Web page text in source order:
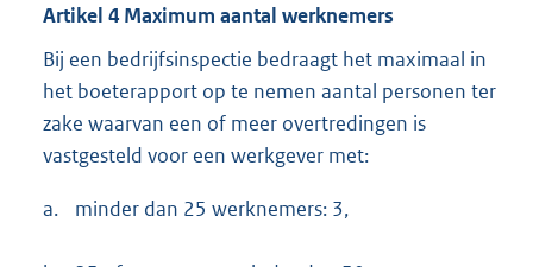
Artikel 4 Maximum aantal werknemers
Bij een bedrijfsinspectie bedraagt het maximaal in
het boeterapport op te nemen aantal personen ter
zake waarvan een of meer overtredingen is
vastgesteld voor een werkgever met:
a. minder dan 25 werknemers: 3,